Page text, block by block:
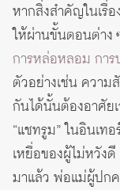
หากสิ่งสำคัญในเรื่อ
ให้ผ่านขั้นตอนต่าง
การหล่อหลอม การ
ตัวอย่างเช่น ควา
กันได้นั้นต้องอาศัยเ
“แชทรูม” ในอินเท
เหยื่อของผู้ไม่หวัง
มาแล้ว พ่อแม่ผู้ปก